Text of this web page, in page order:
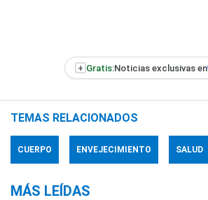
+ Gratis:Noticias exclusivas en
TEMAS RELACIONADOS
CUERPO ENVEJECIMIENTO SALUD
MÁS LEÍDAS